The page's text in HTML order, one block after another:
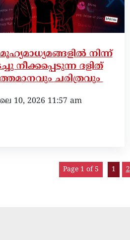
നിന്ന്
നീക്കപ്പെടുന്ന ദളിത്
ചരിത്രവും
10, 2026 11:57 am
Page 1 of 5 1 2